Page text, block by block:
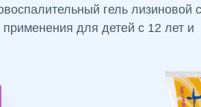
гель лизиновой
для детей с 12 лет и